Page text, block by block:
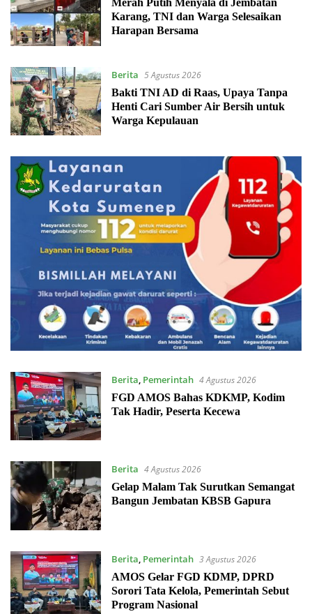
Merah Putih Menyala di Jembatan
Karang, TNI dan Warga Selesaikan
Harapan Bersama
Berita 5 Agustus 2026
Bakti TNI AD di Raas, Upaya Tanpa
Henti Cari Sumber Air Bersih untuk
Warga Kepulauan
Berita, Pemerintah 4 Agustus 2026
FGD AMOS Bahas KDKMP, Kodim
Tak Hadir, Peserta Kecewa
Berita 4 Agustus 2026
Gelap Malam Tak Surutkan Semangat
Bangun Jembatan KBSB Gapura
Berita, Pemerintah 3 Agustus 2026
AMOS Gelar FGD KDMP, DPRD
Sorori Tata Kelola, Pemerintah Sebut
Program Nasional